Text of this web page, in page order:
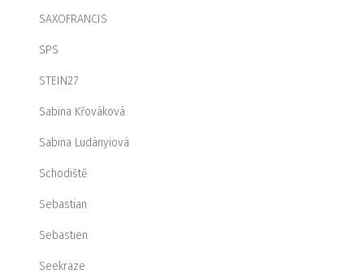
SAXOFRANCIS
SPS
STEIN27
Sabina Křováková
Sabina Ludányiová
Schodiště
Sebastian
Sebastien
Seekraze